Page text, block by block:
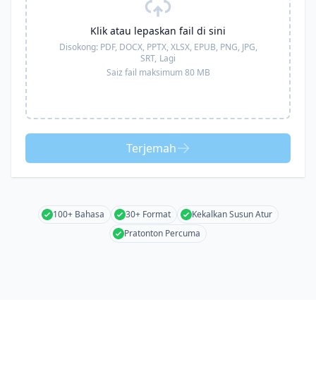
Klik atau lepaskan fail di sini
Disokong: PDF, DOCX, PPTX, XLSX, EPUB, PNG, JPG,
SRT, Lagi
Saiz fail maksimum 80 MB
Terjemah
100+ Bahasa 30+ Format
Kekalkan Susun Atur
Pratonton Percuma